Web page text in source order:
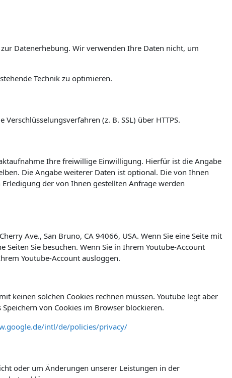
Datenerhebung. Wir verwenden Ihre Daten nicht, um
Technik zu optimieren.
(z. B. SSL) über HTTPS.
Ihre freiwillige Einwilligung. Hierfür ist die Angabe
Die Angabe weiterer Daten ist optional. Die von Ihnen
der von Ihnen gestellten Anfrage werden
Ave., San Bruno, CA 94066, USA. Wenn Sie eine Seite mit
Sie besuchen. Wenn Sie in Ihrem Youtube-Account
Youtube-Account ausloggen.
keinen solchen Cookies rechnen müssen. Youtube legt aber
von Cookies im Browser blockieren.
intl/de/policies/privacy/
oder um Änderungen unserer Leistungen in der